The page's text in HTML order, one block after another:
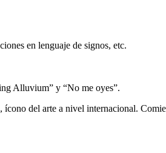
en lenguaje de signos, etc.
Alluvium” y “No me oyes”.
del arte a nivel internacional.